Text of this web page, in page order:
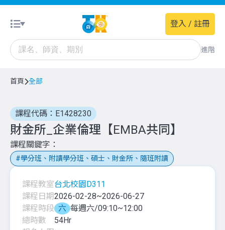
進階
登入 / 註冊
首頁 全部
課程代碼：E1428230
財金所_企業倫理【EMBA共同】
課程關鍵字
學分班、附讀學分班、碩士、財金所、隨班附讀
課程教室台北校園D311
課程日期2026-02-28~2026-06-27
課程時段 六 每週六/09:10~12:00
總時數
54Hr